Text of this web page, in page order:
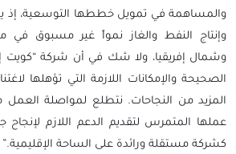
والمساهمة في تمويل خططها التوسعية،
وإنتاج النفط والغاز نمواً غير مسبوق
وشمال إفريقيا، ولا شك في أن شركة “كويت
الصحيحة والإمكانات اللازمة التي تؤهلها
المزيد من النجاحات. نتطلع لمواصلة العمل
عملها المتمرس لتقديم الدعم اللازم لإنجاح
كشركة مستقلة ورائدة على الساحة الإقليمية.”